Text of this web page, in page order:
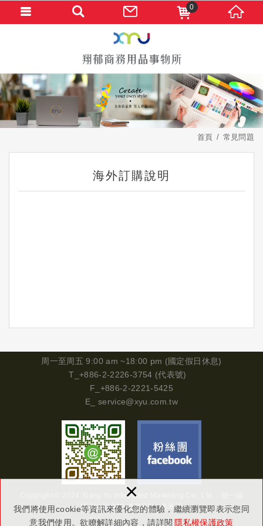
我們將使用cookie等資訊來優化您的體驗，繼續瀏覽即表示您同
意我們使用。欲瞭解詳細內容，請詳閱 隱私權保護政策
×
首頁 常見問題
海外訂購說明
周一至周五 9:00 am ~18:00 pm (國定假日休息)
T_+886-2-2226-3754 (代表號)
F_+886-2-2221-5425
E_ service@xyu.com.tw
Copyright © 2024 Xiang Yu Integrated Marketing Co., Ltd.．
號29134302 網頁設計 : 多米諾
0